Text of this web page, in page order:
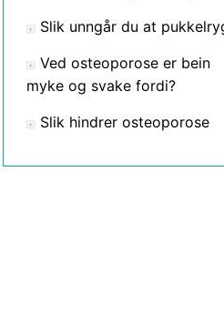
Slik unngår du at
Ved osteoporose er bein
myke og svake fordi?
Slik hindrer osteoporose